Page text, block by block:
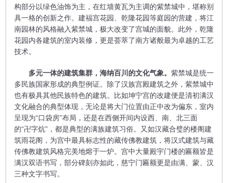
构部分以绿色油饰为主，在红墙黄瓦为主调的紫禁城中，堪称别
具一格的创新之作。建福宫花园、乾隆花园等庭园的营建，将江
南园林的风格融入紫禁城，极大改变了宫城的面貌。此外，乾隆
花园内各建筑的室内装修，更是荟萃了南方诸般最为卓越的工艺
技术。
多元一体的建筑集群，海纳百川的文化气象。 紫禁城是统一
多民族国家形成的典型例证。除了汉族宫殿建筑之外，紫禁城中
也有极具其他民族特色的建筑。比如坤宁宫的改建便是清初满汉
文化融合的典型体现，无论是将大门位置由正中改为偏东，室内
呈现为“口袋房”布局，还是在西侧开间内设西、南、北三面
的“卍字炕”，都是典型的满族建筑习俗。又如汉藏合璧的楼阁建
筑雨花阁，为宫中最具标志性的藏传佛教建筑，将汉式建筑与藏
传佛教建筑风格完美地熔于一炉。宫中大量殿宇门楼的匾额皆是
满汉双语书写，部分碑刻亦如此，慈宁门匾额更是由满、蒙、汉
三种文字书写。